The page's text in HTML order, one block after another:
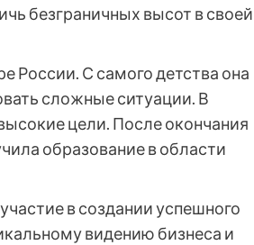
безграничных высот в своей
России. С самого детства она
сложные ситуации. В
цели. После окончания
образование в области
в создании успешного
видению бизнеса и